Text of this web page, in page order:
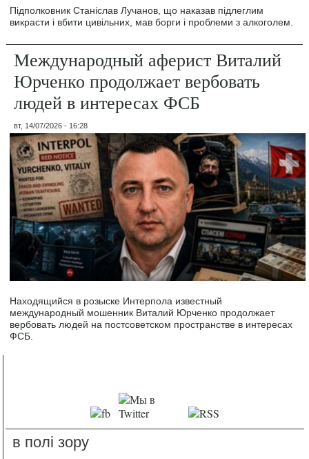
Підполковник Станіслав Лучанов, що наказав підлеглим
викрасти і вбити цивільних, мав борги і проблеми з алкоголем.
Международный аферист Виталий
Юрченко продолжает вербовать
людей в интересах ФСБ
вт, 14/07/2026 - 16:28
Находящийся в розыске Интерпола известный
международный мошенник Виталий Юрченко продолжает
вербовать людей на постсоветском пространстве в интересах
ФСБ.
в полі зору